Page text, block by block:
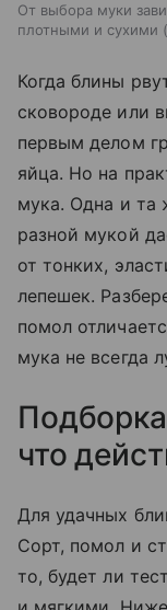
От выбора муки
плотными и сухими
Когда блины
сковороде или
первым делом
яйца. Но на
мука. Одна и та
разной мукой
от тонких,
лепешек.
помол
мука не всегда
что
Для удачных
Сорт, помол и
то, будет ли